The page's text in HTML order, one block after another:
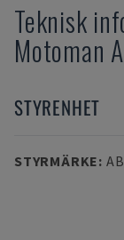
Teknisk
Motoman
STYRENHET
STYRMÄRKE: